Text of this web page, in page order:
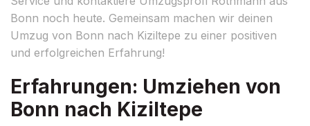
Bonn noch heute. Gemeinsam machen wir deinen
Umzug von Bonn nach Kiziltepe zu einer positiven
und erfolgreichen Erfahrung!
Erfahrungen: Umziehen von
Bonn nach Kiziltepe